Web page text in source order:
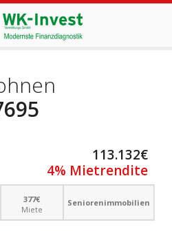
113.132€
4% Mietrendite
377€
Miete
Seniorenimmobilien